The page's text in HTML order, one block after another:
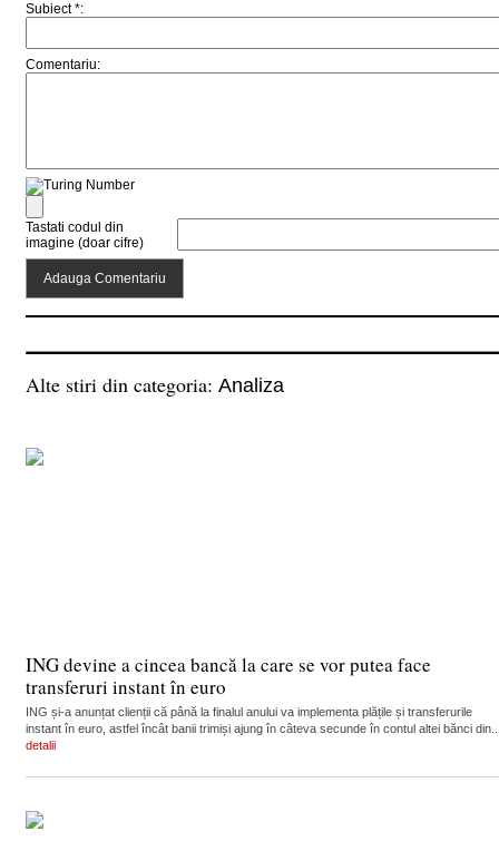
Subiect *:
Comentariu:
Tastati codul din
imagine (doar cifre)
Alte stiri din categoria: Analiza
ING devine a cincea bancă la care se vor putea face
transferuri instant în euro
ING și-a anunțat clienții că până la finalul anului va implementa plățile și transferurile
instant în euro, astfel încât banii trimiși ajung în câteva secunde în contul altei bănci
detalii